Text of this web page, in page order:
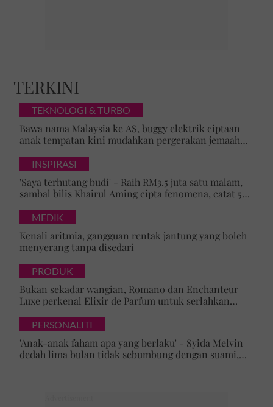
TERKINI
TEKNOLOGI & TURBO
Bawa nama Malaysia ke AS, buggy elektrik ciptaan
anak tempatan kini mudahkan pergerakan jemaah
INSPIRASI
'Saya terhutang budi' - Raih RM3.5 juta satu malam,
sambal bilis Khairul Aming cipta fenomena, catat 5
MEDIK
Kenali aritmia, gangguan rentak jantung yang boleh
menyerang tanpa disedari
PRODUK
Bukan sekadar wangian, Romano dan Enchanteur
Luxe perkenal Elixir de Parfum untuk serlahkan
PERSONALITI
'Anak-anak faham apa yang berlaku' - Syida Melvin
dedah lima bulan tidak sebumbung dengan suami,